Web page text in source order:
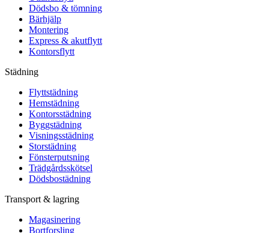
Dödsbo & tömning
Bärhjälp
Montering
Express & akutflytt
Kontorsflytt
Städning
Flyttstädning
Hemstädning
Kontorsstädning
Byggstädning
Visningsstädning
Storstädning
Fönsterputsning
Trädgårdsskötsel
Dödsbostädning
Transport & lagring
Magasinering
Bortforsling